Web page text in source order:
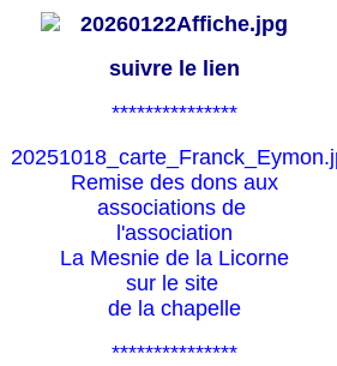
suivre le lien
***************
Remise des dons aux
associations de
l'association
La Mesnie de la Licorne
sur le site
de la chapelle
***************